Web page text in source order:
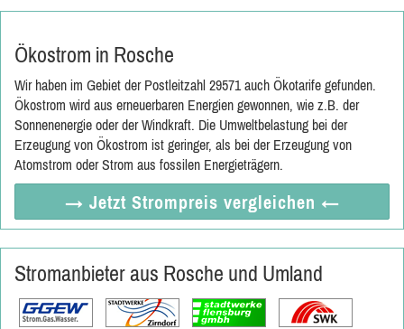
Ökostrom in Rosche
Wir haben im Gebiet der Postleitzahl 29571 auch Ökotarife gefunden.
Ökostrom wird aus erneuerbaren Energien gewonnen, wie z.B. der
Sonnenenergie oder der Windkraft. Die Umweltbelastung bei der
Erzeugung von Ökostrom ist geringer, als bei der Erzeugung von
Atomstrom oder Strom aus fossilen Energieträgern.
→ Jetzt Strompreis vergleichen ←
Stromanbieter aus Rosche und Umland